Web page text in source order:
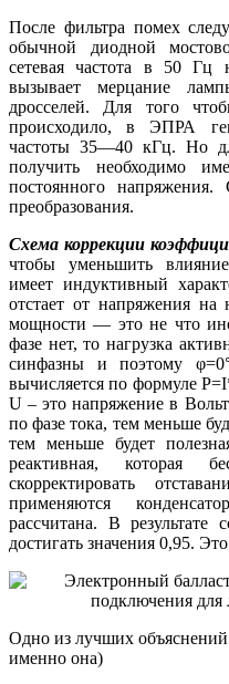
После фильтра помех
обычной диодной
сетевая частота в 50 Гц
вызывает мерцание
дросселей. Для того
происходило, в ЭПРА
частоты 35—40 кГц. Но
получить необходимо
постоянного
преобразования.
Схема коррекции
чтобы уменьшить
имеет индуктивный
отстает от напряжения
мощности — это не что
фазе нет, то нагрузка
синфазны и поэтому
вычисляется по формуле
U – это напряжение в
по фазе тока, тем меньше
тем меньше будет
реактивная, которая
скорректировать
применяются
рассчитана. В
достигать значения 0,95.
Одно из лучших
именно она)